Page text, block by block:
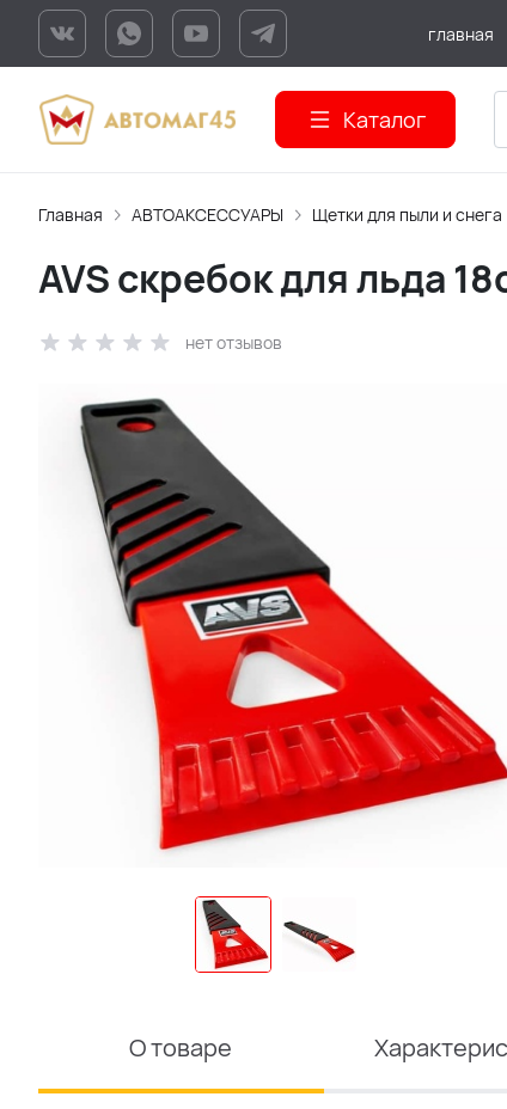
главная
Каталог
Главная АВТОАКСЕССУАРЫ Щетки для пыли и снега
AVS скребок для льда
нет отзывов
О товаре